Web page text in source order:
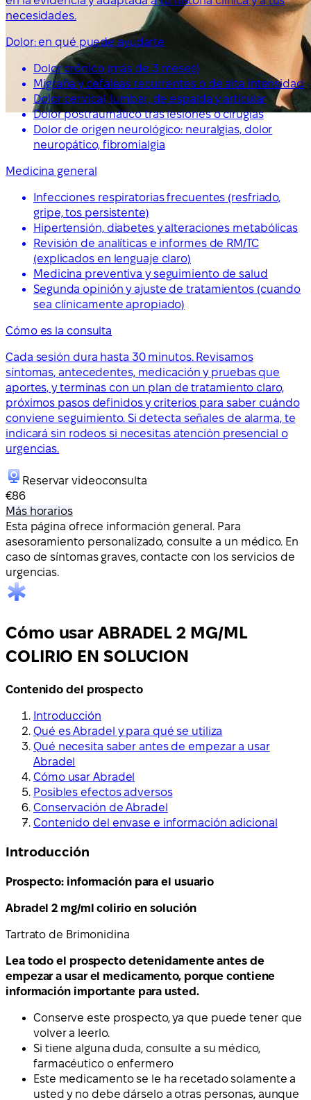
necesidades.
Dolor: en qué puede ayudarte
Dolor crónico (más de 3 meses)
Migraña y cefaleas recurrentes o de alta intensidad
Dolor cervical, lumbar, de espalda y articular
Dolor postraumático tras lesiones o cirugías
Dolor de origen neurológico: neuralgias, dolor
neuropático, fibromialgia
Medicina general
Infecciones respiratorias frecuentes (resfriado,
gripe, tos persistente)
Hipertensión, diabetes y alteraciones metabólicas
Revisión de analíticas e informes de RM/TC
(explicados en lenguaje claro)
Medicina preventiva y seguimiento de salud
Segunda opinión y ajuste de tratamientos (cuando
sea clínicamente apropiado)
Cómo es la consulta
Cada sesión dura hasta 30 minutos. Revisamos
síntomas, antecedentes, medicación y pruebas que
aportes, y terminas con un plan de tratamiento claro,
próximos pasos definidos y criterios para saber cuándo
conviene seguimiento. Si detecta señales de alarma, te
indicará sin rodeos si necesitas atención presencial o
urgencias.
Reservar videoconsulta
€86
Más horarios
Esta página ofrece información general. Para
asesoramiento personalizado, consulte a un médico. En
caso de síntomas graves, contacte con los servicios de
urgencias.
Cómo usar ABRADEL 2 MG/ML
COLIRIO EN SOLUCION
Contenido del prospecto
Introducción
Qué es Abradel y para qué se utiliza
Qué necesita saber antes de empezar a usar
Abradel
Cómo usar Abradel
Posibles efectos adversos
Conservación de Abradel
Contenido del envase e información adicional
Introducción
Prospecto: información para el usuario
Abradel 2 mg/ml colirio en solución
Tartrato de Brimonidina
Lea todo el prospecto detenidamente antes de
empezar a usar el medicamento, porque contiene
información importante para usted.
Conserve este prospecto, ya que puede tener que
volver a leerlo.
Si tiene alguna duda, consulte a su médico,
farmacéutico o enfermero
Este medicamento se le ha recetado solamente a
usted y no debe dárselo a otras personas, aunque